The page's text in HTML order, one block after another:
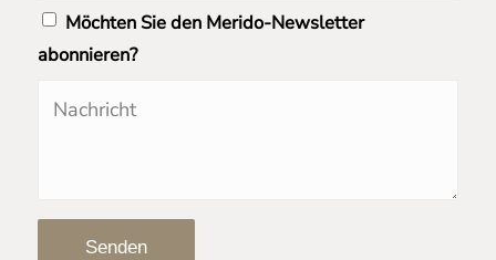
Möchten Sie den Merido-Newsletter
abonnieren?